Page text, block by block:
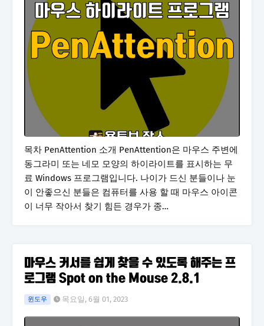
목차 PenAttention 소개 PenAttention은 마우스 주변에
동그라미 또는 네모 모양의 하이라이트를 표시하는 무
료 Windows 프로그램입니다. 나이가 드신 분들이나 눈
이 안좋으신 분들은 컴퓨터를 사용 할 때 마우스 아이콘
이 너무 작아서 찾기 힘든 경우가 종…
마우스 커서를 쉽게 찾을 수 있도록 해주는 프
로그램 Spot on the Mouse 2.8.1
윈도우 목요일, 6월 01, 2023